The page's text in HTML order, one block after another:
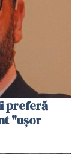
preferă
"uşor